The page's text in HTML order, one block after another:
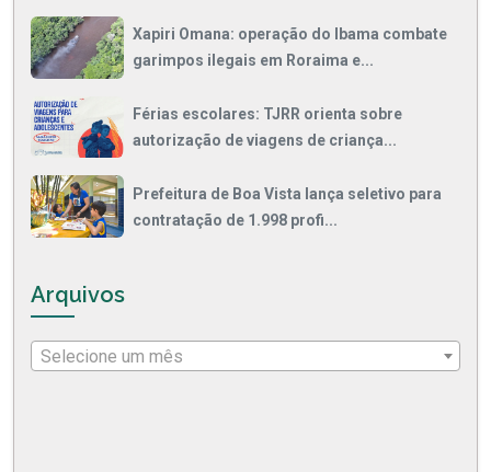
Xapiri Omana: operação do Ibama combate
garimpos ilegais em Roraima e...
Férias escolares: TJRR orienta sobre
autorização de viagens de criança...
Prefeitura de Boa Vista lança seletivo para
contratação de 1.998 profi...
Arquivos
Selecione um mês